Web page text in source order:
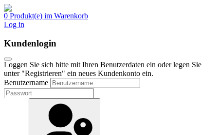
0 Produkt(e) im Warenkorb
Log in
Kundenlogin
Loggen Sie sich bitte mit Ihren Benutzerdaten ein oder legen Sie
unter "Registrieren" ein neues Kundenkonto ein.
Benutzername